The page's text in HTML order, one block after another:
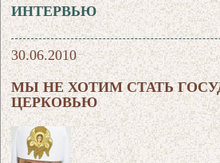
ИНТЕРВЬЮ
30.06.2010
МЫ НЕ ХОТИМ СТАТЬ
ЦЕРКОВЬЮ